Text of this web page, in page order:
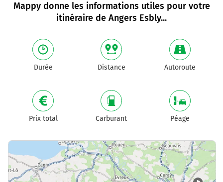
Mappy donne les informations utiles pour votre
itinéraire de Angers Esbly...
Durée Distance Autoroute
Prix total Carburant Péage